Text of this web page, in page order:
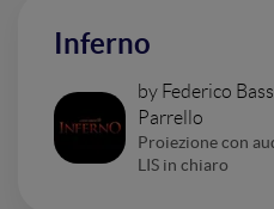
Inferno
by Federico
Parrello
Proiezione con
LIS in chiaro